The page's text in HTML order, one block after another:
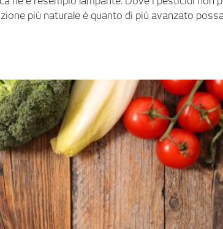
più naturale è quanto di più avanzato